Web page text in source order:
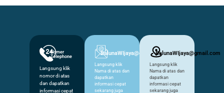
Nomer
Telephone
Langsung klik
nomor di atas
dan dapatkan
informasi cepat
BalunaWIjaya@gmail.com
Langsung klik
Nama di atas dan
dapatkan
informasi cepat
sekarang juga
BalunaWIjaya@gmail.com
Langsung klik
Nama di atas dan
dapatkan
informasi cepat
sekarang juga